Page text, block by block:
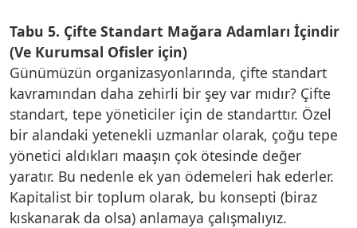
Tabu 5. Çifte Standart Mağara Adamları İçindir
(Ve Kurumsal Ofisler için)
Günümüzün organizasyonlarında, çifte standart
kavramından daha zehirli bir şey var mıdır? Çifte
standart, tepe yöneticiler için de standarttır. Özel
bir alandaki yetenekli uzmanlar olarak, çoğu tepe
yönetici aldıkları maaşın çok ötesinde değer
yaratır. Bu nedenle ek yan ödemeleri hak ederler.
Kapitalist bir toplum olarak, bu konsepti (biraz
kıskanarak da olsa) anlamaya çalışmalıyız.